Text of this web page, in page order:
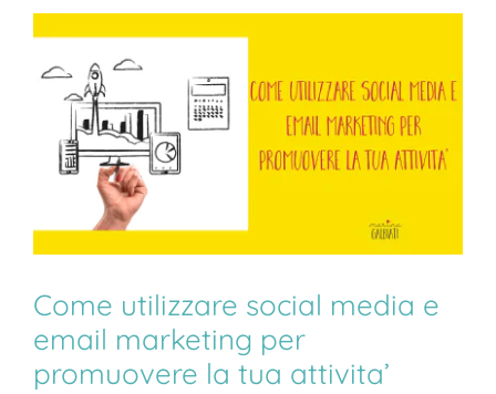
Come utilizzare social media e
email marketing per
promuovere la tua attivita’